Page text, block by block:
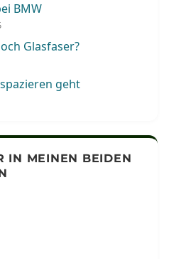
BMW
Glasfaser?
geht
IN MEINEN BEIDEN